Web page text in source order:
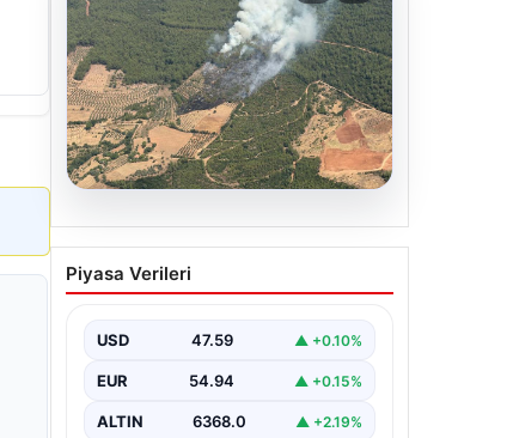
05.08.2026
Muğla Yatağan’da orman
yangını
Piyasa Verileri
USD 47.59 ▲ +0.10%
EUR 54.94 ▲ +0.15%
ALTIN 6368.0 ▲ +2.19%